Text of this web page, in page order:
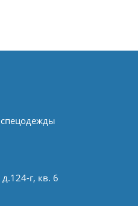
спецодежды
г, кв. 6